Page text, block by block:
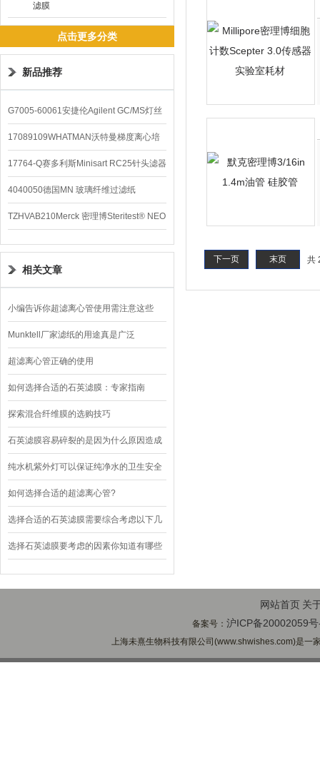
滤膜
点击更多分类
新品推荐
G7005-60061安捷伦Agilent GC/MS灯丝
配件
17089109WHATMAN沃特曼梯度离心培
养基
17764-Q赛多利斯Minisart RC25针头滤器
4040050德国MN 玻璃纤维过滤纸
TZHVAB210Merck 密理博Steritest® NEO
设备
相关文章
小编告诉你超滤离心管使用需注意这些
Munktell厂家滤纸的用途真是广泛
超滤离心管正确的使用
如何选择合适的石英滤膜：专家指南
探索混合纤维膜的选购技巧
石英滤膜容易碎裂的是因为什么原因造成
的
纯水机紫外灯可以保证纯净水的卫生安全
如何选择合适的超滤离心管?
选择合适的石英滤膜需要综合考虑以下几
个关键因素
选择石英滤膜要考虑的因素你知道有哪些
吗？
共
下一页 末页
网站首页 关
备案号：沪ICP备20002059
上海未熹生物科技有限公司(www.shwishes.com)是一